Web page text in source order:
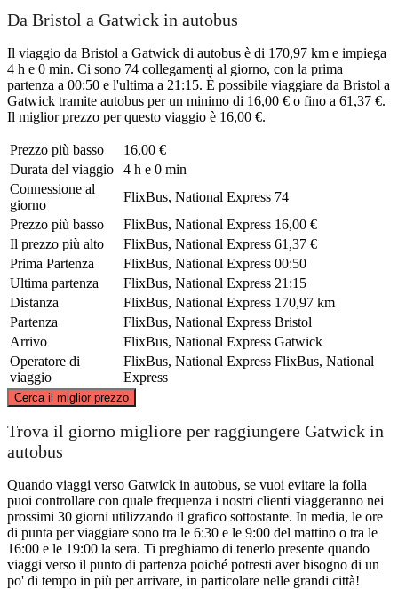
Da Bristol a Gatwick in autobus
Il viaggio da Bristol a Gatwick di autobus è di 170,97 km e impiega
4 h e 0 min. Ci sono 74 collegamenti al giorno, con la prima
partenza a 00:50 e l'ultima a 21:15. È possibile viaggiare da Bristol a
Gatwick tramite autobus per un minimo di 16,00 € o fino a 61,37 €.
Il miglior prezzo per questo viaggio è 16,00 €.
Prezzo più basso
16,00 €
Durata del viaggio
4 h e 0 min
Connessione al
giorno
FlixBus, National Express 74
Prezzo più basso
FlixBus, National Express 16,00 €
Il prezzo più alto
FlixBus, National Express 61,37 €
Prima Partenza
FlixBus, National Express 00:50
Ultima partenza
FlixBus, National Express 21:15
Distanza
FlixBus, National Express 170,97 km
Partenza
FlixBus, National Express Bristol
Arrivo
FlixBus, National Express Gatwick
Operatore di
viaggio
FlixBus, National Express FlixBus, National
Express
Cerca il miglior prezzo
Bristol
Gatwick
Trova il giorno migliore per raggiungere Gatwick in
autobus
Quando viaggi verso Gatwick in autobus, se vuoi evitare la folla
puoi controllare con quale frequenza i nostri clienti viaggeranno nei
prossimi 30 giorni utilizzando il grafico sottostante. In media, le ore
di punta per viaggiare sono tra le 6:30 e le 9:00 del mattino o tra le
16:00 e le 19:00 la sera. Ti preghiamo di tenerlo presente quando
viaggi verso il punto di partenza poiché potresti aver bisogno di un
po' di tempo in più per arrivare, in particolare nelle grandi città!